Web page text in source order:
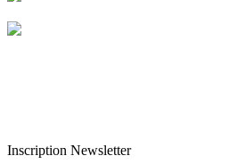
Inscription Newsletter